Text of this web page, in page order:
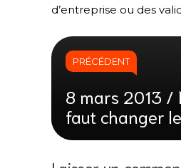
d’entreprise ou des
PRÉCÉDENT
8 mars 2013 /
faut changer